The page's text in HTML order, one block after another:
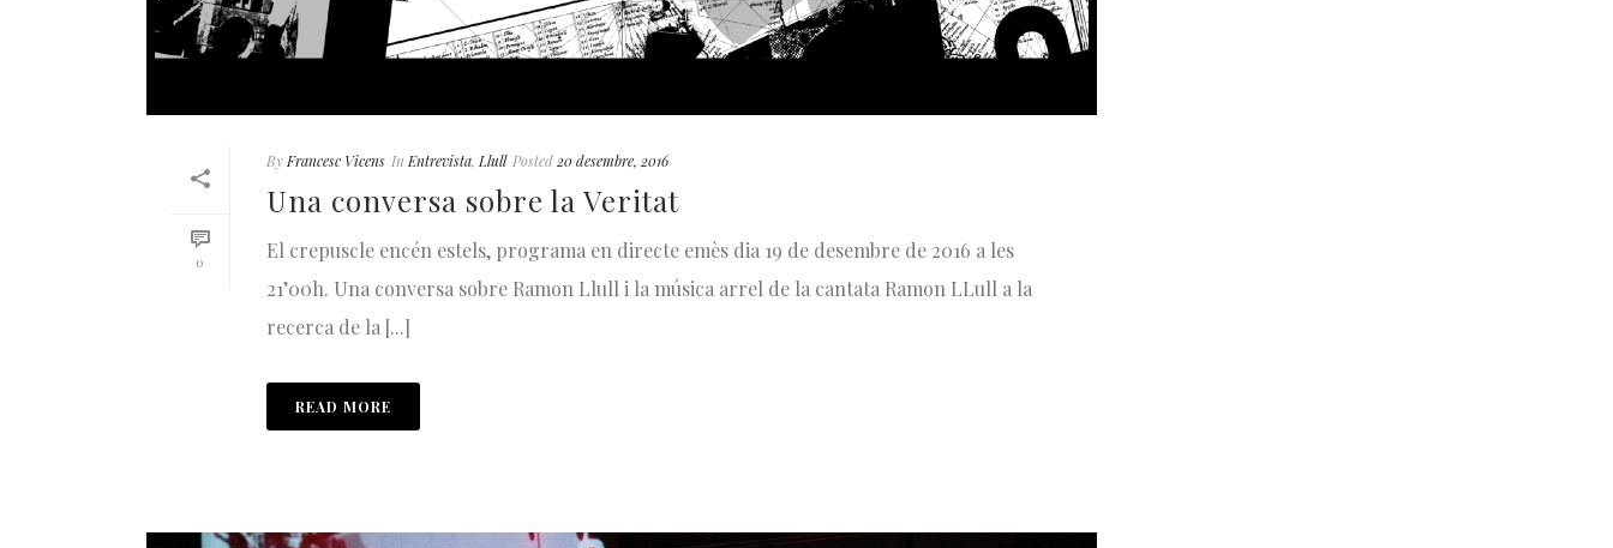
0
ByFrancesc Vicens In Entrevista,Llull Posted20 desembre, 2016
Una conversa sobre la Veritat
El crepuscle encén estels, programa en directe emès dia 19 de desembre de 2016 a les
21’00h. Una conversa sobre Ramon Llull i la música arrel de la cantata Ramon LLull a la
recerca de la [...]
READ MORE